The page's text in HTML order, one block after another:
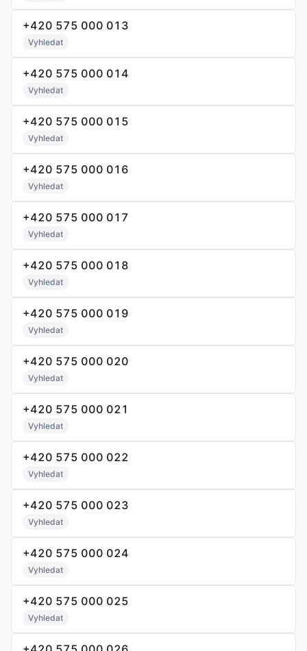
+420 575 000 013
Vyhledat
+420 575 000 014
Vyhledat
+420 575 000 015
Vyhledat
+420 575 000 016
Vyhledat
+420 575 000 017
Vyhledat
+420 575 000 018
Vyhledat
+420 575 000 019
Vyhledat
+420 575 000 020
Vyhledat
+420 575 000 021
Vyhledat
+420 575 000 022
Vyhledat
+420 575 000 023
Vyhledat
+420 575 000 024
Vyhledat
+420 575 000 025
Vyhledat